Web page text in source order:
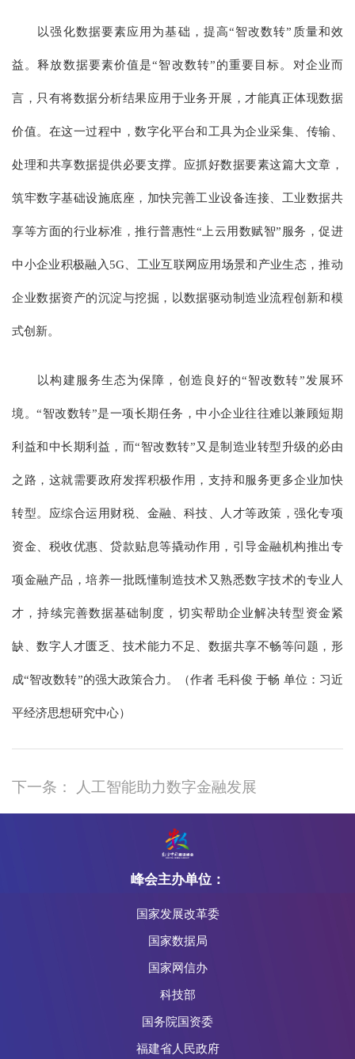
以强化数据要素应用为基础，提高“智改数转”质量和效
益。释放数据要素价值是“智改数转”的重要目标。对企业而
言，只有将数据分析结果应用于业务开展，才能真正体现数据
价值。在这一过程中，数字化平台和工具为企业采集、传输、
处理和共享数据提供必要支撑。应抓好数据要素这篇大文章，
筑牢数字基础设施底座，加快完善工业设备连接、工业数据共
享等方面的行业标准，推行普惠性“上云用数赋智”服务，促进
中小企业积极融入5G、工业互联网应用场景和产业生态，推动
企业数据资产的沉淀与挖掘，以数据驱动制造业流程创新和模
式创新。
以构建服务生态为保障，创造良好的“智改数转”发展环
境。“智改数转”是一项长期任务，中小企业往往难以兼顾短期
利益和中长期利益，而“智改数转”又是制造业转型升级的必由
之路，这就需要政府发挥积极作用，支持和服务更多企业加快
转型。应综合运用财税、金融、科技、人才等政策，强化专项
资金、税收优惠、贷款贴息等撬动作用，引导金融机构推出专
项金融产品，培养一批既懂制造技术又熟悉数字技术的专业人
才，持续完善数据基础制度，切实帮助企业解决转型资金紧
缺、数字人才匮乏、技术能力不足、数据共享不畅等问题，形
成“智改数转”的强大政策合力。（作者 毛科俊 于畅 单位：习近
平经济思想研究中心）
下一条： 人工智能助力数字金融发展
峰会主办单位：
国家发展改革委
国家数据局
国家网信办
科技部
国务院国资委
福建省人民政府